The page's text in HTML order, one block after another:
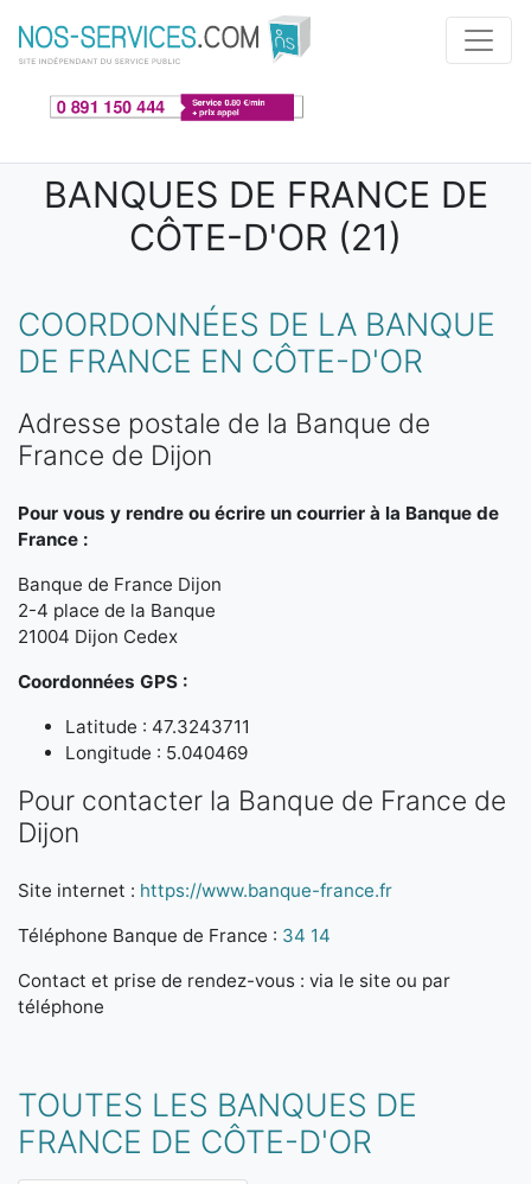
Aller au contenu principal
BANQUES DE FRANCE DE
CÔTE-D'OR (21)
COORDONNÉES DE LA BANQUE
DE FRANCE EN CÔTE-D'OR
Adresse postale de la Banque de
France de Dijon
Pour vous y rendre ou écrire un courrier à la Banque de
France :
Banque de France Dijon
2-4 place de la Banque
21004 Dijon Cedex
Coordonnées GPS :
Latitude : 47.3243711
Longitude : 5.040469
Pour contacter la Banque de France de
Dijon
Site internet : https://www.banque-france.fr
Téléphone Banque de France : 34 14
Contact et prise de rendez-vous : via le site ou par
téléphone
TOUTES LES BANQUES DE
FRANCE DE CÔTE-D'OR